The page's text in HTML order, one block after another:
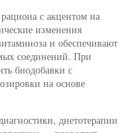
с акцентом на
изменения
и обеспечивают
соединений. При
биодобавки с
на основе
диетотерапии